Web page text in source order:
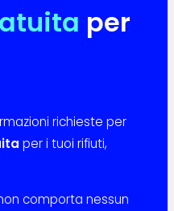
per
richieste per
per i tuoi rifiuti,
comporta nessun